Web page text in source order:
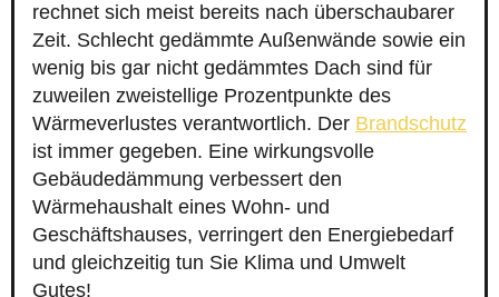
rechnet sich meist bereits nach überschaubarer
Zeit. Schlecht gedämmte Außenwände sowie ein
wenig bis gar nicht gedämmtes Dach sind für
zuweilen zweistellige Prozentpunkte des
Wärmeverlustes verantwortlich. Der Brandschutz
ist immer gegeben. Eine wirkungsvolle
Gebäudedämmung verbessert den
Wärmehaushalt eines Wohn- und
Geschäftshauses, verringert den Energiebedarf
und gleichzeitig tun Sie Klima und Umwelt
Gutes!